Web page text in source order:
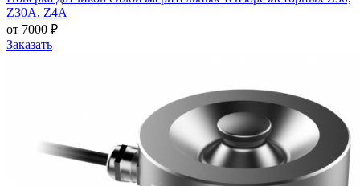
Z30A, Z4A
от 7000 ₽
Заказать